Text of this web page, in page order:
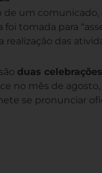
de um comunicado,
foi tomada para
realização das
duas
no mês de
se pronunciar